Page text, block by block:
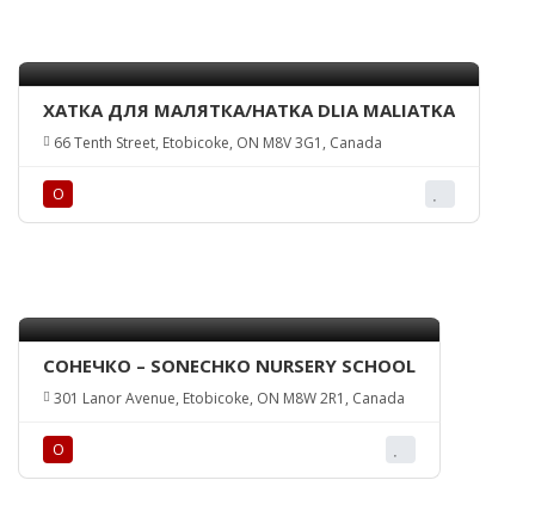
ХАТКА ДЛЯ МАЛЯТКА/HATKA DLIA MALIATKA
66 Tenth Street, Etobicoke, ON M8V 3G1, Canada
О
СОНЕЧКО – SONECHKO NURSERY SCHOOL
301 Lanor Avenue, Etobicoke, ON M8W 2R1, Canada
О